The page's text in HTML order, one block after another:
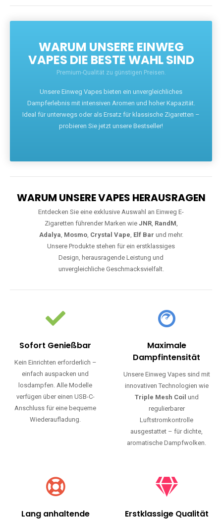
WARUM UNSERE EINWEG
VAPES DIE BESTE WAHL SIND
Premium-Qualität zu günstigen Preisen.
Unsere Einweg Vapes bieten ein unvergleichliches
Dampferlebnis mit intensiven Aromen und hoher Kapazität.
Ideal für unterwegs oder als Ersatz für klassische Zigaretten –
probieren Sie jetzt unsere Bestseller!
WARUM UNSERE VAPES HERAUSRAGEN
Entdecken Sie eine exklusive Auswahl an Einweg E-
Zigaretten führender Marken wie JNR, RandM,
Adalya, Mosmo, Crystal Vape, Elf Bar und mehr.
Unsere Produkte stehen für ein erstklassiges
Design, herausragende Leistung und
unvergleichliche Geschmacksvielfalt.
Sofort Genießbar
Kein Einrichten erforderlich –
einfach auspacken und
losdampfen. Alle Modelle
verfügen über einen USB-C-
Anschluss für eine bequeme
Wiederaufladung.
Maximale
Dampfintensität
Unsere Einweg Vapes sind mit
innovativen Technologien wie
Triple Mesh Coil und
regulierbarer
Luftstromkontrolle
ausgestattet – für dichte,
aromatische Dampfwolken.
Lang anhaltende
Erstklassige Qualität